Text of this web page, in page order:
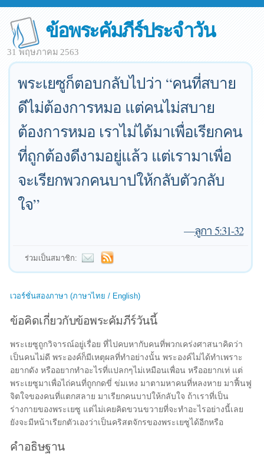
ข้อพระคัมภีร์ประจำวัน
31 พฤษภาคม 2563
พระเยซูก็ตอบกลับไปว่า “คนที่สบาย
ดีไม่ต้องการหมอ แต่คนไม่สบาย
ต้องการหมอ เราไม่ได้มาเพื่อเรียกคน
ที่ถูกต้องดีงามอยู่แล้ว แต่เรามาเพื่อ
จะเรียกพวกคนบาปให้กลับตัวกลับ
ใจ”
—ลูกา 5:31-32
ร่วมเป็นสมาชิก:
เวอร์ชั่นสองภาษา (ภาษาไทย / English)
ข้อคิดเกี่ยวกับข้อพระคัมภีร์วันนี้
พระเยซูถูกวิจารณ์อยู่เรื่อย ที่ไปคบหากับคนที่พวกเคร่งศาสนาคิดว่า
เป็นคนไม่ดี พระองค์ก็มีเหตุผลที่ทำอย่างนั้น พระองค์ไม่ได้ทำเพราะ
อยากดัง หรืออยากทำอะไรที่แปลกๆไม่เหมือนเพื่อน หรืออยากเท่ แต่
พระเยซูมาเพื่อไถ่คนที่ถูกกดขี่ ข่มเหง มาตามหาคนที่หลงหาย มาฟื้นฟู
จิตใจของคนที่แตกสลาย มาเรียกคนบาปให้กลับใจ ถ้าเราที่เป็น
ร่างกายของพระเยซู แต่ไม่เคยคิดขวนขวายที่จะทำอะไรอย่างนี้เลย
ยังจะมีหน้าเรียกตัวเองว่าเป็นคริสตจักรของพระเยซูได้อีกหรือ
คำอธิษฐาน